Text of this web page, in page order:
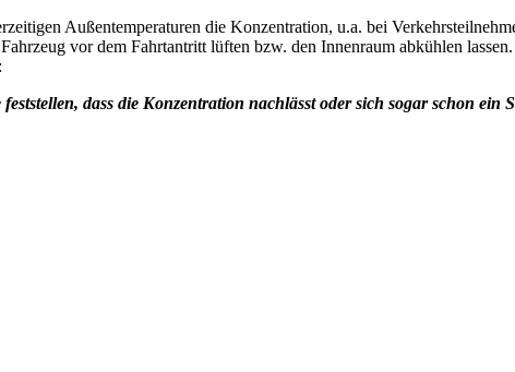
Außentemperaturen die Konzentration, u.a. bei
vor dem Fahrtantritt lüften bzw. den Innenraum abkühlen
dass die Konzentration nachlässt oder sich sogar schon ein